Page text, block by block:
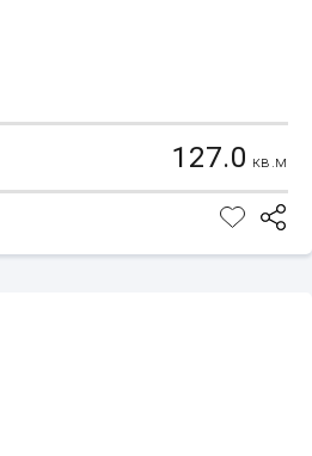
127.0 кв.м